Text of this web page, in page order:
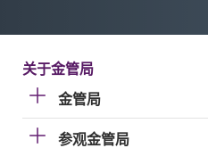
关于金管局
金管局
参观金管局